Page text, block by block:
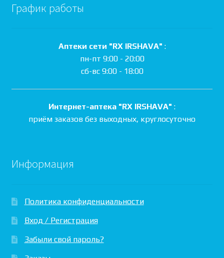
График работы
Аптеки сети "RX IRSHAVA" :
пн-пт 9:00 - 20:00
сб-вс 9:00 - 18:00
Интернет-аптека "RX IRSHAVA" :
приём заказов без выходных, круглосуточно
Информация
Политика конфиденциальности
Вход / Регистрация
Забыли свой пароль?